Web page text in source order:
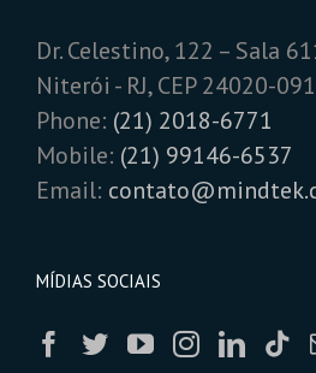
Dr. Celestino, 122 – Sala
Niterói - RJ, CEP 24020-091
Phone: (21) 2018-6771
Mobile: (21) 99146-6537
Email:
MÍDIAS SOCIAIS